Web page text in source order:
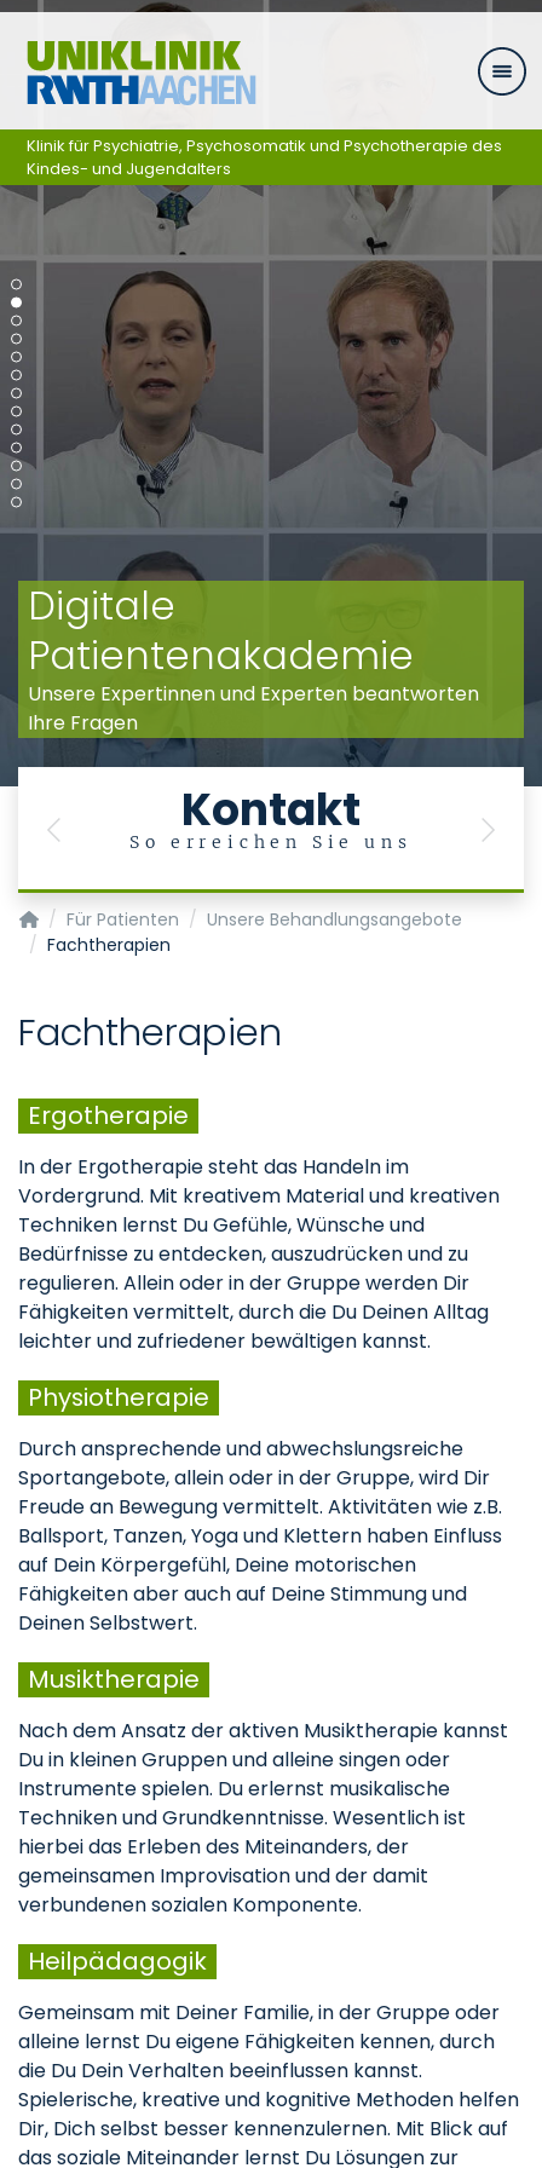
Ga naar navigatie
Digitale
Patientenakademie
Unsere Expertinnen und Experten beantworten
Ihre Fragen
Kontakt
So erreichen Sie uns
Previous Next
Klinik für Psychiatrie, Psychosomatik und Psychotherapie des
Kindes- und Jugendalters
Klinik für Psychiatrie, Psychosomatik und Psychotherapie
Für Patienten
Unsere Behandlungsangebote
Fachtherapien
Fachtherapien
Ergotherapie
In der Ergotherapie steht das Handeln im
Vordergrund. Mit kreativem Material und kreativen
Techniken lernst Du Gefühle, Wünsche und
Bedürfnisse zu entdecken, auszudrücken und zu
regulieren. Allein oder in der Gruppe werden Dir
Fähigkeiten vermittelt, durch die Du Deinen Alltag
leichter und zufriedener bewältigen kannst.
Physiotherapie
Durch ansprechende und abwechslungsreiche
Sportangebote, allein oder in der Gruppe, wird Dir
Freude an Bewegung vermittelt. Aktivitäten wie z.B.
Ballsport, Tanzen, Yoga und Klettern haben Einfluss
auf Dein Körpergefühl, Deine motorischen
Fähigkeiten aber auch auf Deine Stimmung und
Deinen Selbstwert.
Musiktherapie
Nach dem Ansatz der aktiven Musiktherapie kannst
Du in kleinen Gruppen und alleine singen oder
Instrumente spielen. Du erlernst musikalische
Techniken und Grundkenntnisse. Wesentlich ist
hierbei das Erleben des Miteinanders, der
gemeinsamen Improvisation und der damit
verbundenen sozialen Komponente.
Heilpädagogik
Gemeinsam mit Deiner Familie, in der Gruppe oder
alleine lernst Du eigene Fähigkeiten kennen, durch
die Du Dein Verhalten beeinflussen kannst.
Spielerische, kreative und kognitive Methoden helfen
Dir, Dich selbst besser kennenzulernen. Mit Blick auf
das soziale Miteinander lernst Du Lösungen zur